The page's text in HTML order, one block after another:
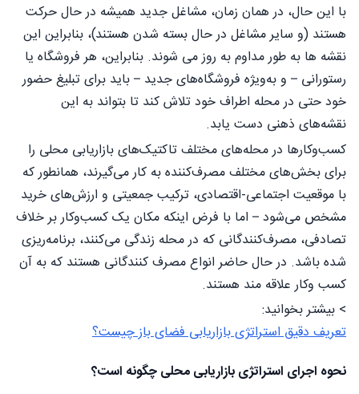
با این حال، در همان زمان، مشاغل جدید همیشه در حال حرکت
هستند (و سایر مشاغل در حال بسته شدن هستند)، بنابراین این
نقشه ها به طور مداوم به روز می شوند. بنابراین، هر فروشگاه یا
رستورانی – و به‌ویژه فروشگاه‌های جدید – باید برای تبلیغ حضور
خود حتی در محله اطراف خود تلاش کند تا بتواند به این
نقشه‌های ذهنی دست یابد.
کسب‌وکارها در محله‌های مختلف تاکتیک‌های بازاریابی محلی را
برای بخش‌های مختلف مصرف‌کننده به کار می‌گیرند، همانطور که
با موقعیت اجتماعی-اقتصادی، ترکیب جمعیتی و ارزش‌های خرید
مشخص می‌شود – اما با فرض اینکه مکان یک کسب‌وکار بر خلاف
تصادفی، مصرف‌کنندگانی که در محله زندگی می‌کنند، برنامه‌ریزی
شده باشد. در حال حاضر انواع مصرف کنندگانی هستند که به آن
کسب وکار علاقه مند هستند.
> بیشتر بخوانید:
تعریف دقیق استراتژی بازاریابی فضای باز چیست؟
نحوه اجرای استراتژی بازاریابی محلی چگونه است؟